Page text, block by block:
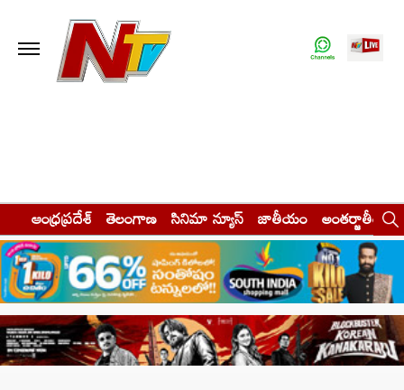
ఆంధ్రప్రదేశ్ తెలంగాణ సినిమా న్యూస్ జాతీయం అంతర్జాతీయం